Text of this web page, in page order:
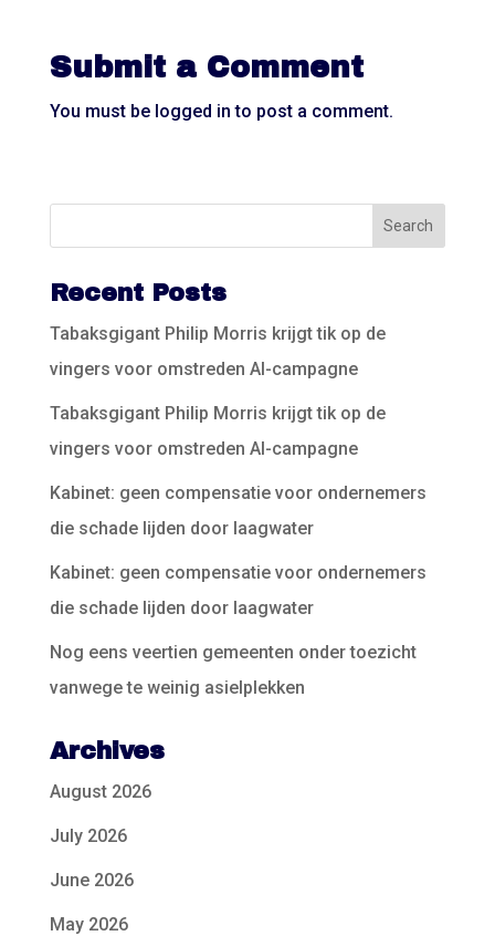
Submit a Comment
You must be logged in to post a comment.
Recent Posts
Tabaksgigant Philip Morris krijgt tik op de
vingers voor omstreden AI-campagne
Tabaksgigant Philip Morris krijgt tik op de
vingers voor omstreden AI-campagne
Kabinet: geen compensatie voor ondernemers
die schade lijden door laagwater
Kabinet: geen compensatie voor ondernemers
die schade lijden door laagwater
Nog eens veertien gemeenten onder toezicht
vanwege te weinig asielplekken
Archives
August 2026
July 2026
June 2026
May 2026